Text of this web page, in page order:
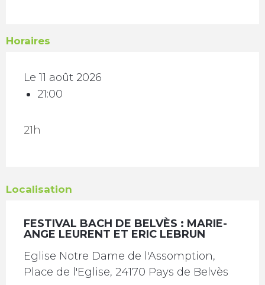
Horaires
Le 11 août 2026
21:00
21h
Localisation
FESTIVAL BACH DE BELVÈS : MARIE-
ANGE LEURENT ET ERIC LEBRUN
Eglise Notre Dame de l'Assomption,
Place de l'Eglise, 24170 Pays de Belvès